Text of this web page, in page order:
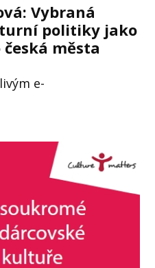
Vybraná
politiky jako
města
e-